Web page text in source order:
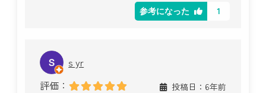
参考になった 1
s yr
評価：
投稿日：6年前